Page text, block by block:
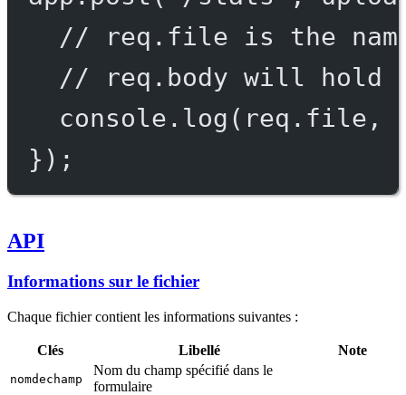
// req.file is the
// req.body will hold
console. log (req.file,
});
API
Informations sur le fichier
Chaque fichier contient les informations suivantes :
Clés Libellé Note
nomdechamp
Nom du champ spécifié dans le
formulaire